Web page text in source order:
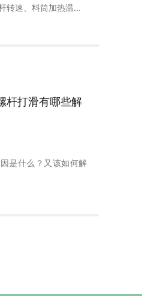
转速、料筒加热温...
杆打滑有哪些解
是什么？又该如何解